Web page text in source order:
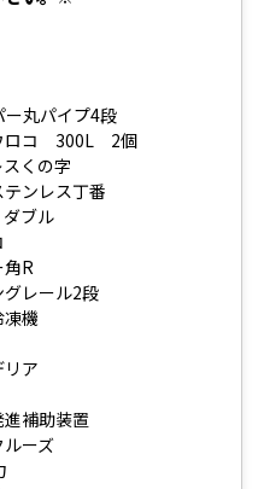
丸パイプ4段
ロコ 300L 2個
くの字
ンレス丁番
ブル
角R
レール2段
凍機
ア
補助装置
ーズ